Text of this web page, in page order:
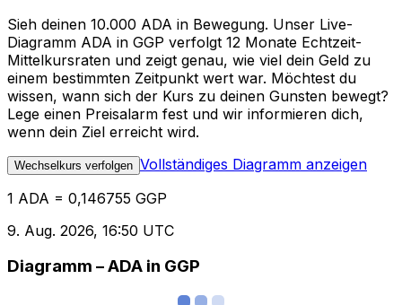
Sieh deinen 10.000 ADA in Bewegung. Unser Live-
Diagramm ADA in GGP verfolgt 12 Monate Echtzeit-
Mittelkursraten und zeigt genau, wie viel dein Geld zu
einem bestimmten Zeitpunkt wert war. Möchtest du
wissen, wann sich der Kurs zu deinen Gunsten bewegt?
Lege einen Preisalarm fest und wir informieren dich,
wenn dein Ziel erreicht wird.
Wechselkurs verfolgen Vollständiges Diagramm anzeigen
1 ADA = 0,146755 GGP
9. Aug. 2026, 16:50 UTC
Diagramm – ADA in GGP